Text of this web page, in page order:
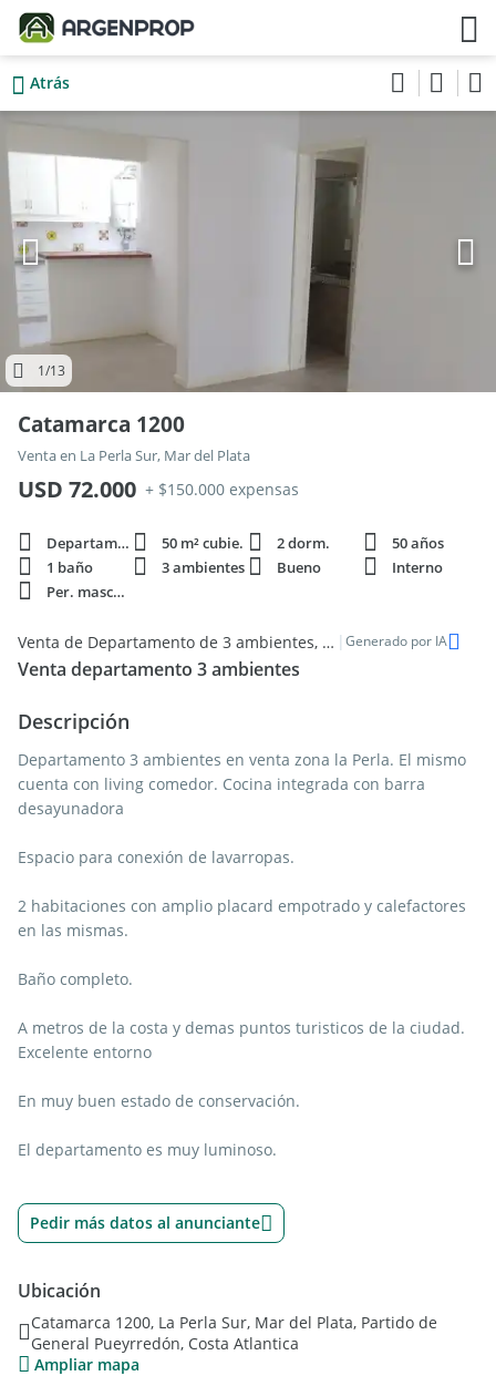
Atrás
1/13
Catamarca 1200
Venta en La Perla Sur, Mar del Plata
USD 72.000 + $150.000 expensas
Departamento 50 m² cubie. 2 dorm.
50 años
1 baño
3 ambientes Bueno
Interno
Per. mascota
Venta de Departamento de 3 ambientes, 55m2, en el barrio La Perla Sur, Mar del Plata | Generado por IA
Venta departamento 3 ambientes
Descripción
Departamento 3 ambientes en venta zona la Perla. El mismo
cuenta con living comedor. Cocina integrada con barra
desayunadora
Espacio para conexión de lavarropas.
2 habitaciones con amplio placard empotrado y calefactores
en las mismas.
Baño completo.
A metros de la costa y demas puntos turisticos de la ciudad.
Excelente entorno
En muy buen estado de conservación.
El departamento es muy luminoso.
Pedir más datos al anunciante
Ubicación
Catamarca 1200, La Perla Sur, Mar del Plata, Partido de
General Pueyrredón, Costa Atlantica
Ampliar mapa